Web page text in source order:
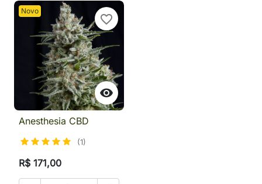
Novo

favorite_border
Anesthesia CBD
(1)
R$ 171,00